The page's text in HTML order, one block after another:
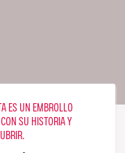
ES UN EMBROLLO
SU HISTORIA Y